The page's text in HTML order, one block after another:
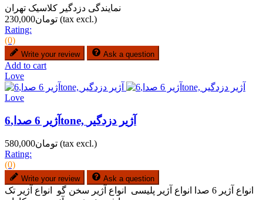
نمایندگی دزدگیر کلاسیک تهران
تومان230,000 (tax excl.)
Rating:
(0)
Write your review Ask a question
Add to cart
Love
Love
آژیر 6 صدا,6tone, آژیر دزدگیر
تومان580,000 (tax excl.)
Rating:
(0)
Write your review Ask a question
انواع آژیر 6 صدا انواع آژیر پلیسی انواع آژیر سخن گو انواع آژیر تک